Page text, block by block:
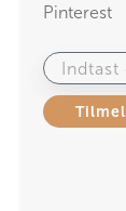
Pinterest
Indtast